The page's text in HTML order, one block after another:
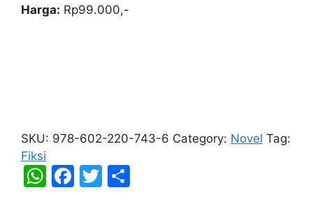
Harga: Rp99.000,-
Your
Summit
quantity
SKU: 978-602-220-743-6 Category: Novel Tag:
Fiksi
W F
T